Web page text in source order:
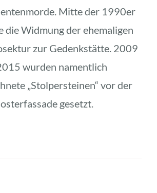
Mitte der 1990er
die Widmung der ehemaligen
zur Gedenkstätte. 2009
wurden namentlich
„Stolpersteinen“ vor der
gesetzt.